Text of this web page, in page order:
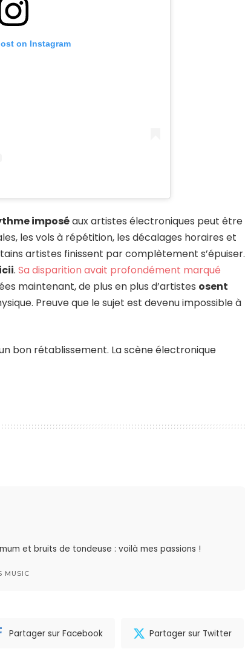
on Instagram
imposéaux artistes électroniques peut être
les vols à répétition, les décalages horaires et
artistes finissent par complètement s’épuiser.
.Sa disparition avait profondément marqué
maintenant, de plus en plus d’artistes osent
Preuve que le sujet est devenu impossible à
bon rétablissement. La scène électronique
et bruits de tondeuse : voilà mes passions !
MUSIC
Partager sur Facebook Partager sur Twitter